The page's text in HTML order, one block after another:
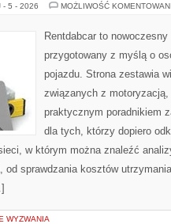
- 5 - 2026 MOŻLIWOŚĆ
Rentdabcar to
przygotowany z myślą o
pojazdu. Strona zestawia
związanych z
praktycznym poradnikiem
dla tych, którzy dopiero
w którym można znaleźć
od sprawdzania kosztów
WYZWANIA